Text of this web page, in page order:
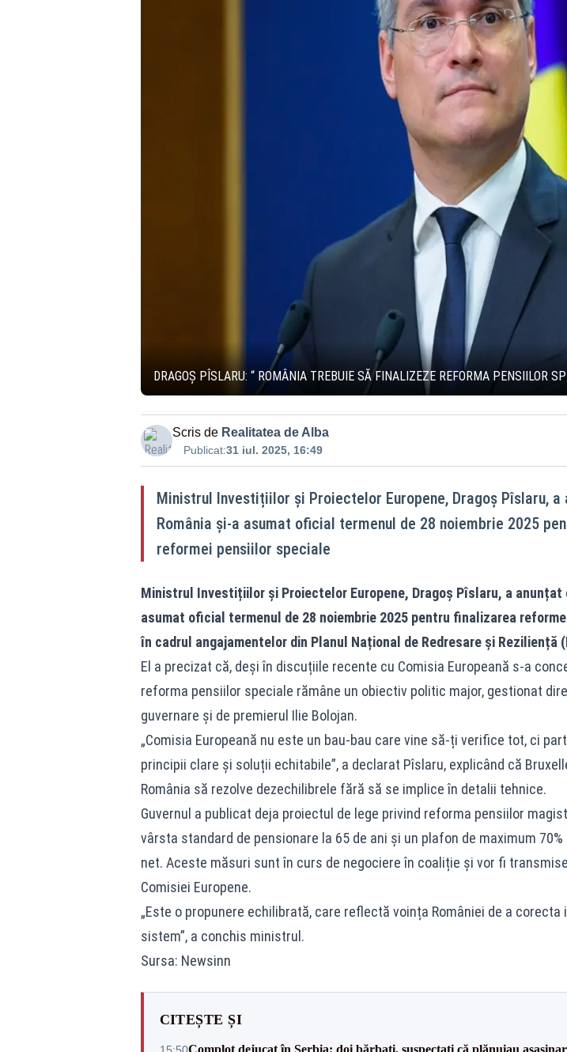
DRAGOȘ PÎSLARU: “ ROMÂNIA TREBUIE SĂ FINALIZEZE REFORMA PENSIILOR
Scris de Realitatea de Alba
Publicat:31 iul. 2025, 16:49
Ministrul Investițiilor și Proiectelor Europene, Dragoș Pîslaru, a
România și-a asumat oficial termenul de 28 noiembrie 2025
reformei pensiilor speciale
Ministrul Investițiilor și Proiectelor Europene, Dragoș Pîslaru, a anunțat
asumat oficial termenul de 28 noiembrie 2025 pentru finalizarea
în cadrul angajamentelor din Planul Național de Redresare și Reziliență
El a precizat că, deși în discuțiile recente cu Comisia Europeană s-a
reforma pensiilor speciale rămâne un obiectiv politic major, gestionat
guvernare și de premierul Ilie Bolojan.
„Comisia Europeană nu este un bau-bau care vine să-ți verifice tot, ci
principii clare și soluții echitabile”, a declarat Pîslaru, explicând că
România să rezolve dezechilibrele fără să se implice în detalii tehnice.
Guvernul a publicat deja proiectul de lege privind reforma pensiilor
vârsta standard de pensionare la 65 de ani și un plafon de maximum
net. Aceste măsuri sunt în curs de negociere în coaliție și vor fi
Comisiei Europene.
„Este o propunere echilibrată, care reflectă voința României de a
sistem”, a conchis ministrul.
Sursa: Newsinn
CITEȘTE ȘI
Complot dejucat în Serbia: doi bărbați, suspectați că plănuiau